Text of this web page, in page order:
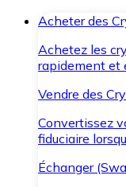
Acheter des
Achetez les
rapidement et
Vendre des
Convertissez
fiduciaire
Échanger